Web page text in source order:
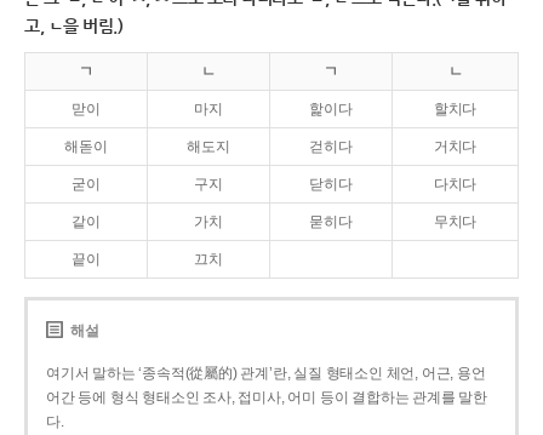
고, ㄴ을 버림.)
ㄱ ㄴ ㄱ ㄴ
맏이 마지 핥이다 할치다
해돋이 해도지 걷히다 거치다
굳이 구지 닫히다 다치다
같이 가치 묻히다 무치다
끝이 끄치
해설
여기서 말하는 ‘종속적(從屬的) 관계’란, 실질 형태소인 체언, 어근, 용언
어간 등에 형식 형태소인 조사, 접미사, 어미 등이 결합하는 관계를 말한
다.